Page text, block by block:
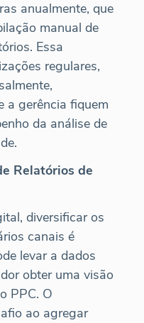
anualmente, que
manual de
Essa
regulares,
a gerência fiquem
da análise de
Relatórios de
diversificar os
canais é
levar a dados
obter uma visão
PPC. O
ao agregar